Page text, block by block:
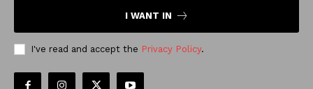
I WANT IN
I've read and accept the Privacy Policy.